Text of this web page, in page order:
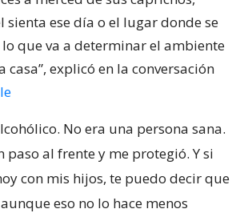
sienta ese día o el lugar donde se
que va a determinar el ambiente
casa”, explicó en la conversación
No era una persona sana.
al frente y me protegió. Y si
con mis hijos, te puedo decir que
eso no lo hace menos